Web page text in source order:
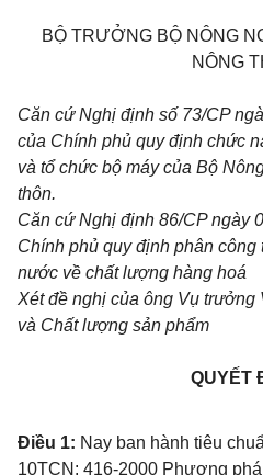
BỘ TRƯỞNG BỘ NÔNG
NÔNG
Căn cứ Nghị định số 73/CP
của Chính phủ quy định chức
và tổ chức bộ máy của Bộ
thôn.
Căn cứ Nghị định 86/CP ngày
Chính phủ quy định phân công
nước về chất lượng hàng hoá
Xét đề nghị của ông Vụ trưởng
và Chất lượng sản phẩm
QUYẾT
Điều 1: Nay ban hành tiêu
10TCN: 416-2000 Phương